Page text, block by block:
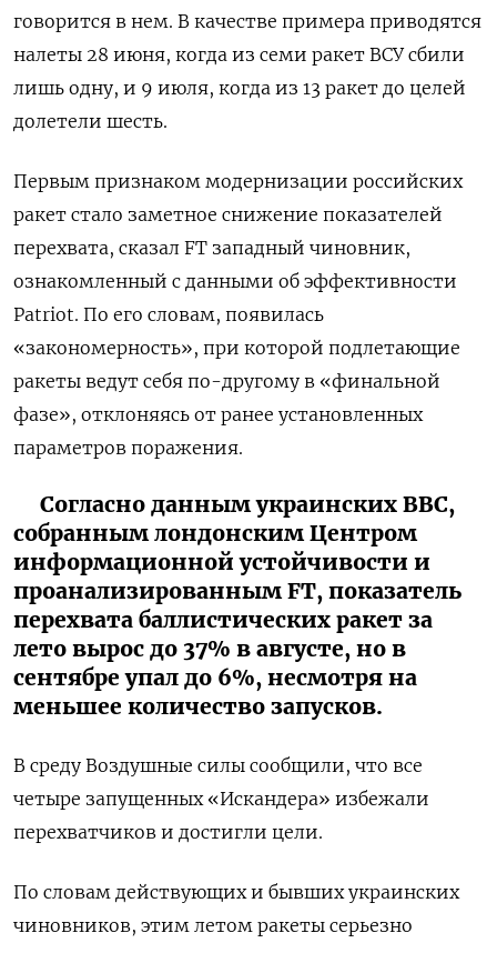
говорится в нем. В качестве примера приводятся
налеты 28 июня, когда из семи ракет ВСУ сбили
лишь одну, и 9 июля, когда из 13 ракет до целей
долетели шесть.
Первым признаком модернизации российских
ракет стало заметное снижение показателей
перехвата, сказал FT западный чиновник,
ознакомленный с данными об эффективности
Patriot. По его словам, появилась
«закономерность», при которой подлетающие
ракеты ведут себя по-другому в «финальной
фазе», отклоняясь от ранее установленных
параметров поражения.
Согласно данным украинских ВВС,
собранным лондонским Центром
информационной устойчивости и
проанализированным FT, показатель
перехвата баллистических ракет за
лето вырос до 37% в августе, но в
сентябре упал до 6%, несмотря на
меньшее количество запусков.
В среду Воздушные силы сообщили, что все
четыре запущенных «Искандера» избежали
перехватчиков и достигли цели.
По словам действующих и бывших украинских
чиновников, этим летом ракеты серьезно